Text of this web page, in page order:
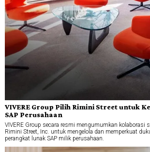
VIVERE Group Pilih Rimini Street untuk
SAP Perusahaan
VIVERE Group secara resmi mengumumkan kolaborasi
Rimini Street, Inc. untuk mengelola dan memperkuat
perangkat lunak SAP milik perusahaan.